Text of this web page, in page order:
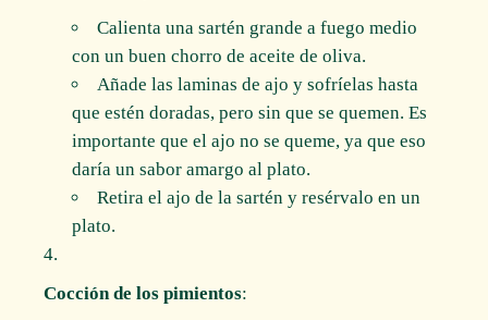
Calienta una sartén grande a fuego medio
con un buen chorro de aceite de oliva.
Añade las laminas de ajo y sofríelas hasta
que estén doradas, pero sin que se quemen. Es
importante que el ajo no se queme, ya que eso
daría un sabor amargo al plato.
Retira el ajo de la sartén y resérvalo en un
plato.
Cocción de los pimientos: